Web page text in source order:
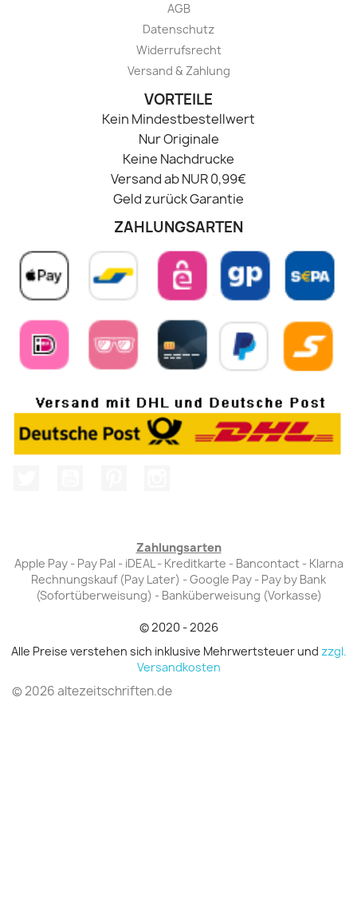
AGB
Datenschutz
Widerrufsrecht
Versand & Zahlung
VORTEILE
Kein Mindestbestellwert
Nur Originale
Keine Nachdrucke
Versand ab NUR 0,99€
Geld zurück Garantie
ZAHLUNGSARTEN
Zahlungsarten
Apple Pay - Pay Pal - iDEAL - Kreditkarte - Bancontact - Klarna
Rechnungskauf (Pay Later) - Google Pay - Pay by Bank
(Sofortüberweisung) - Banküberweisung (Vorkasse)
© 2020 - 2026
Alle Preise verstehen sich inklusive Mehrwertsteuer und zzgl.
Versandkosten
© 2026 altezeitschriften.de